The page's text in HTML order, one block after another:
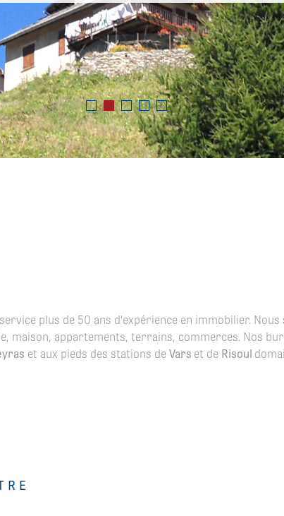
plus de 50 ans d'expérience en immobilier.
maison, appartements, terrains, commerces. Nos
et aux pieds des stations de Vars et de Risoul